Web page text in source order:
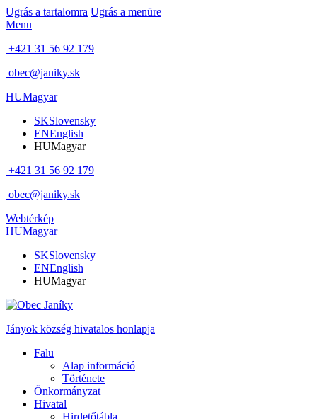
Ugrás a tartalomra Ugrás a menüre
Menu
+421 31 56 92 179
obec@janiky.sk
HUMagyar
SKSlovensky
ENEnglish
HUMagyar
+421 31 56 92 179
obec@janiky.sk
Webtérkép
HUMagyar
SKSlovensky
ENEnglish
HUMagyar
Jányok község hivatalos honlapja
Falu
Alap információ
Története
Önkormányzat
Hivatal
Hirdetőtábla